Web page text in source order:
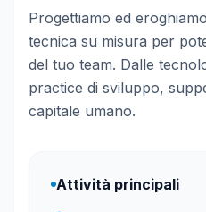
Progettiamo ed
tecnica su misura per
del tuo team. Dalle
practice di sviluppo,
capitale umano.
Attività principali